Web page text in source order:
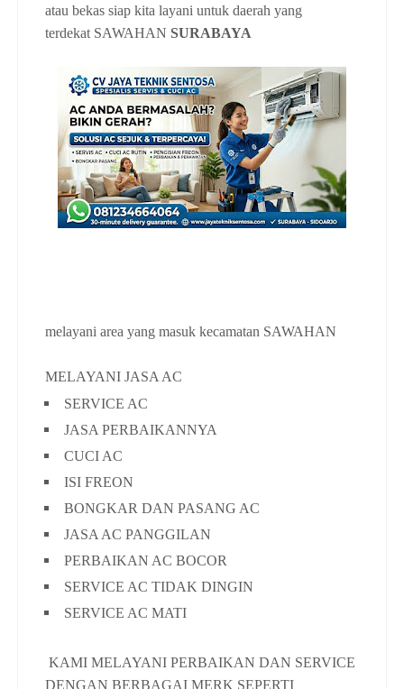
atau bekas siap kita layani untuk daerah yang
terdekat SAWAHAN SURABAYA
melayani area yang masuk kecamatan SAWAHAN
MELAYANI JASA AC
SERVICE AC
JASA PERBAIKANNYA
CUCI AC
ISI FREON
BONGKAR DAN PASANG AC
JASA AC PANGGILAN
PERBAIKAN AC BOCOR
SERVICE AC TIDAK DINGIN
SERVICE AC MATI
KAMI MELAYANI PERBAIKAN DAN SERVICE
DENGAN BERBAGAI MERK SEPERTI